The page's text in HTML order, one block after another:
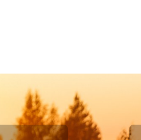
на
тематики и
ресторан и открытые